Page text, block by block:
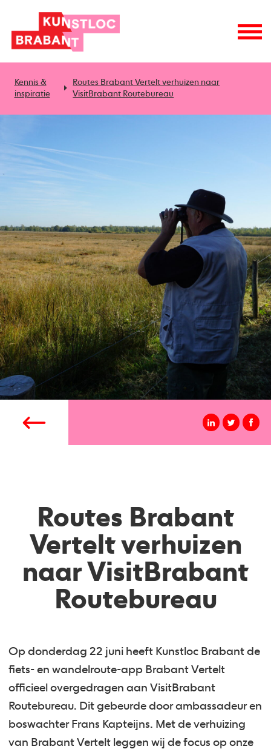
Kennis &
inspiratie
Routes Brabant Vertelt verhuizen naar
VisitBrabant Routebureau
Routes Brabant
Vertelt verhuizen
naar VisitBrabant
Routebureau
Op donderdag 22 juni heeft Kunstloc Brabant de
fiets- en wandelroute-app Brabant Vertelt
officieel overgedragen aan VisitBrabant
Routebureau. Dit gebeurde door ambassadeur en
boswachter Frans Kapteijns. Met de verhuizing
van Brabant Vertelt leggen wij de focus op onze